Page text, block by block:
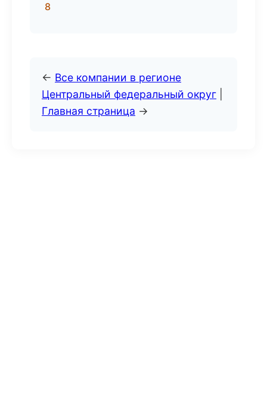
8
← Все компании в регионе
Центральный федеральный округ
Главная страница →